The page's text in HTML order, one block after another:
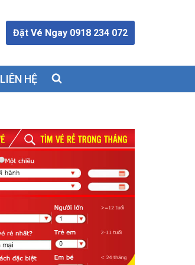
Đặt Vé Ngay 0918 234 072
LIÊN HỆ